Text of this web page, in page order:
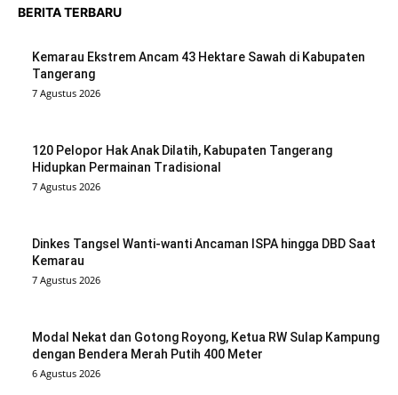
BERITA TERBARU
Kemarau Ekstrem Ancam 43 Hektare Sawah di Kabupaten
Tangerang
7 Agustus 2026
120 Pelopor Hak Anak Dilatih, Kabupaten Tangerang
Hidupkan Permainan Tradisional
7 Agustus 2026
Dinkes Tangsel Wanti-wanti Ancaman ISPA hingga DBD Saat
Kemarau
7 Agustus 2026
Modal Nekat dan Gotong Royong, Ketua RW Sulap Kampung
dengan Bendera Merah Putih 400 Meter
6 Agustus 2026